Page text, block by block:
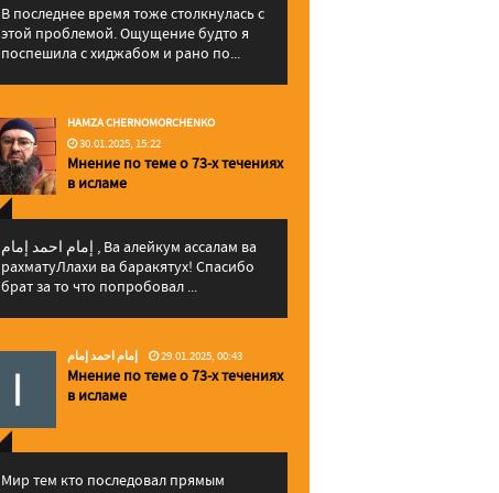
В последнее время тоже столкнулась с
этой проблемой. Ощущение будто я
поспешила с хиджабом и рано по...
HAMZA CHERNOMORCHENKO
30.01.2025, 15:22
Мнение по теме о 73-х течениях
в исламе
إمام احمد إمام , Ва алейкум ассалам ва
рахматуЛлахи ва баракятух! Спасибо
брат за то что попробовал ...
إمام احمد إمام 29.01.2025, 00:43
Мнение по теме о 73-х течениях
в исламе
Мир тем кто последовал прямым